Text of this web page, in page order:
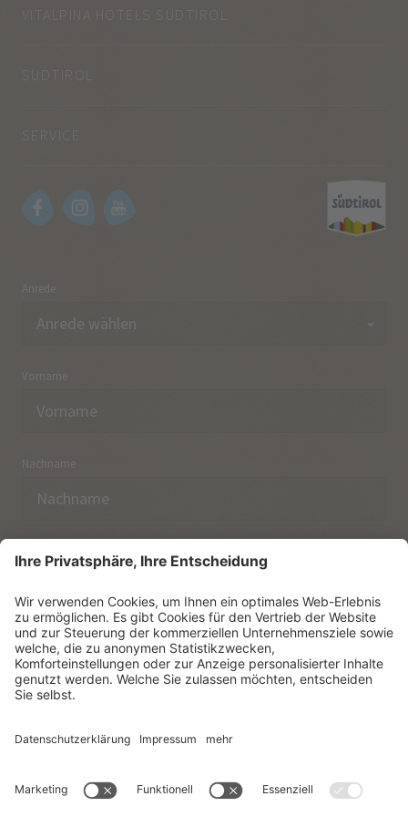
VITALPINA HOTELS SÜDTIROL
SÜDTIROL
Anrede
Vorname
Nachname
E-Mail
Ich habe dieDatenschutzerklärungzur Kenntnis
genommen.
NEWSLETTER ABONNIEREN